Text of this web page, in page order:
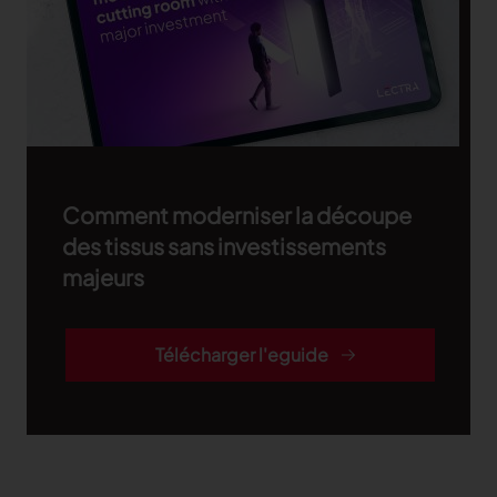
Comment moderniser la découpe
des tissus sans investissements
majeurs
Télécharger l'eguide